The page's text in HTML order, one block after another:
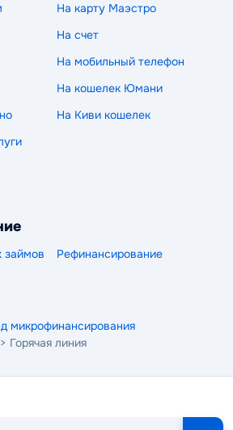
На карту Маэстро
На счет
На мобильный телефон
На кошелек Юмани
На Киви кошелек
займов Рефинансирование
микрофинансирования
> Горячая линия